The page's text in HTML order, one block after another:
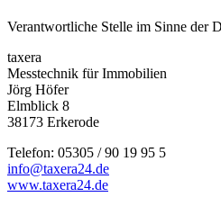
Verantwortliche Stelle im Sinne der
taxera
Messtechnik für Immobilien
Jörg Höfer
Elmblick 8
38173 Erkerode
Telefon: 05305 / 90 19 95 5
info@taxera24.de
www.taxera24.de